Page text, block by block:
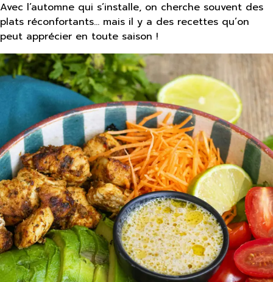
Avec l’automne qui s’installe, on cherche souvent des
plats réconfortants… mais il y a des recettes qu’on
peut apprécier en toute saison !